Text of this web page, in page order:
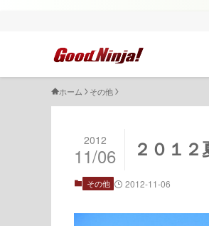
ホーム その他
２０１２
2012
11/06
その他 2012-11-06